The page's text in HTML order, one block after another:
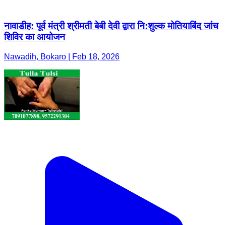
नावाडीह: पूर्व मंत्री श्रीमती बेबी देवी द्वारा नि:शुल्क मोतियाबिंद जांच
शिविर का आयोजन
Nawadih, Bokaro | Feb 18, 2026